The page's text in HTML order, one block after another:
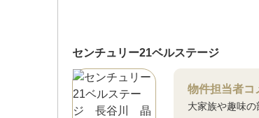
センチュリー21ベルステージ
物件担当者コ
大家族や趣味